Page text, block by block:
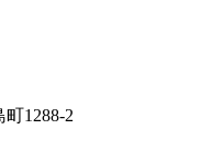
1288-2